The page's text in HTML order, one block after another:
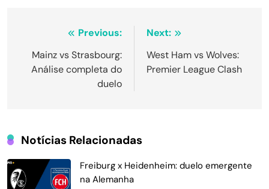
Navegação
de
Post
Previous:
Mainz vs Strasbourg:
Análise completa do
duelo
Next:
West Ham vs Wolves:
Premier League Clash
Notícias Relacionadas
Freiburg x Heidenheim: duelo emergente
na Alemanha